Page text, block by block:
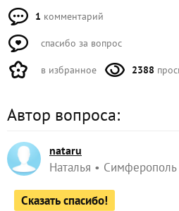
1 комментарий
спасибо за вопрос
в избранное 2388
Автор вопроса:
nataru
Наталья Симферополь
Сказать спасибо!